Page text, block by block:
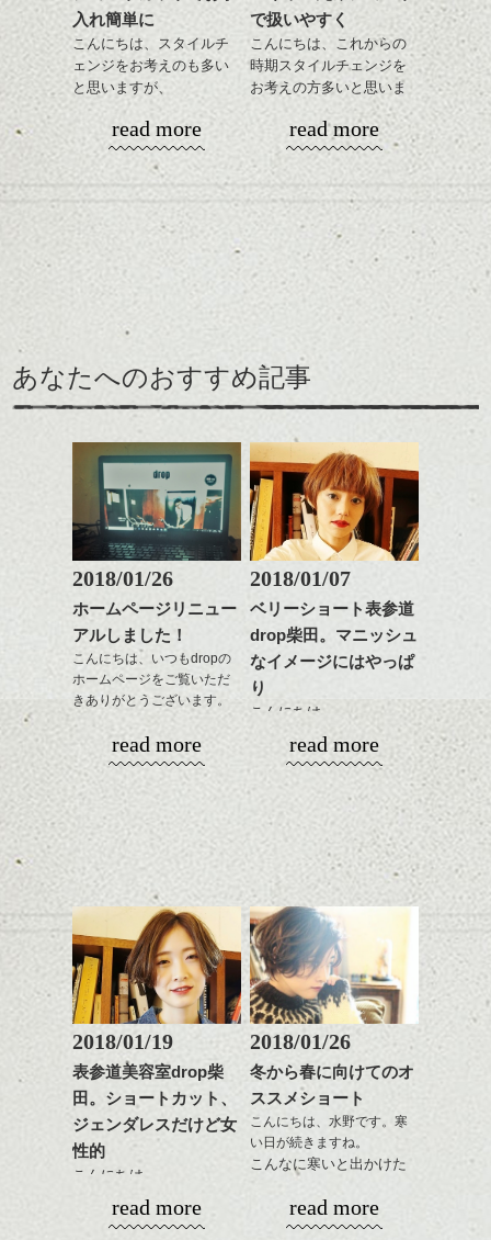
に。
ダークトーンの色味でク
ナチュラルなトーンの色
で柔らかさをプラスする
のも良いですね。
またクセ毛の方は質感調
整のストレートパーマで
髪質改善すると
おすすめです。
いつものスタイリングが
ドライした後オイルやワ
ックスをなじませるだけ
に。
これからのスタイルチェ
ンジの事、髪質に合った
お手入れ方法等、
是非なんでもご相談して
下さいね。
お待ちしております。
ナチュラルなベージュカ
ラーで全体にツヤと透明
感をプラスして
スタイリング方法は全体
をドライした後、
ワックスとオイルを混ぜ
せます。
質感をかるくととのえな
がら耳かけアレンジする
のも良い感じです。
これからのスタイルチェ
ンジ、似合うカラーリン
グの事やお手入れ方法な
是非なんでもご相談して
下さいね。
シバタ
スパ／伸びても目立たない
入れ簡単に
こんにちは、スタイルチ
ェンジをお考えのも多い
と思いますが、
丸みショートでタイトに
演出したスタイルもこれ
からの季節とてもおすす
前髪を軽めに調整し、フ
ェイスラインのデザイン
ですっきりした印象にな
バックを短めにカットし
全体のボリューム感がコ
るのが良い感じです。
ベージュ系等の肌を綺麗
に見せる効果のあるカラ
ーリングをプラスして透
明感を表現すると
更に雰囲気が出やすくな
って毎日のお手入れも簡
単になりますよ。
さり気ない程度にハイラ
イトをいれるのもおすす
め。
スタイリングも簡単で、
ワックスとオイル、バー
ム等の質感を調整しやす
いものを全体になじませ
ながら
整えるだけですよ。
これからのスタイルチェ
ンジの事等
是非なんでもご相談して
下さい。
お待ちしております
read more
で扱いやすく
こんにちは、これからの
時期スタイルチェンジを
お考えの方多いと思いま
す。
コンパクトなフォルムが
全体のバランスを良く見
せてくれる効果もあり、
いろんなシーンに雰囲気
をだしやすくスタイリン
グも簡単で良いので朝の
時短にも◎
そんなショートカット。
出できるので、
この時期とてもおすすめ
ナチュラルなベージュカ
ラーで全体にツヤと透明
感をプラスして
質感も綺麗に見せやす
く。
をドライした後、
ワックスとオイルを混ぜ
ながらもみこみ、なじま
せます。
質感をかるくととのえな
がら耳かけアレンジする
のも良い感じです。
ンジ、似合うカラーリン
グの事やお手入れ方法な
是非なんでもご相談して
下さいね。
シバタ
read more
あなたへのおすすめ記事
2018/01/26
ホームページリニュー
アルしました！
こんにちは、いつもdropの
ホームページをご覧いただ
きありがとうございます。
１５周年と移転に合わ
せ、少しばかり遅くなり
ましたがHPもリニューア
こ良いHPに仕上がりまし
たのでいろいろ見て下さ
いね。
今後の更新もお楽しみ
に！
read more
2018/01/07
ベリーショート表参道
drop柴田。マニッシュ
なイメージにはやっぱ
り
こんにちは、
明けましておめでとうご
ざいます。今年も宜しく
お願い致します！
2018年になってもう一週
間、
平成30年というのもなん
かとても新しい感じがし
ますね。
ヘアーも雰囲気を変えた
い、なんていう方結構い
るのではないでしょう
か？
ひきつづきミニマムヘア
で、
今回はマッシュ(っぽい!)
ショートカットの話。
read more
2018/01/19
表参道美容室drop柴
田。ショートカット、
ジェンダレスだけど女
性的
こんにちは。
春に向けて！
read more
2018/01/26
冬から春に向けてのオ
ススメショート
こんにちは、水野です。寒
い日が続きますね。
こんなに寒いと出かけた
なのでおうちで暖かくし
てまったりと過ごす冬
read more